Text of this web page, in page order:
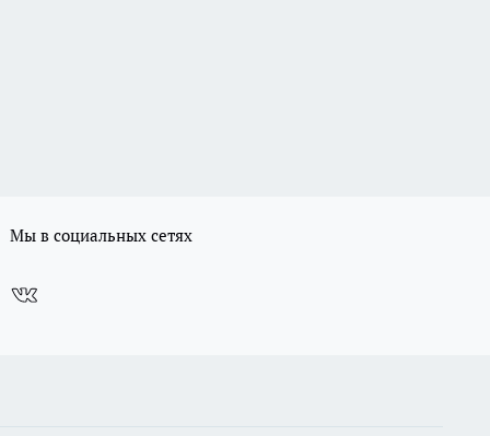
Мы в социальных сетях